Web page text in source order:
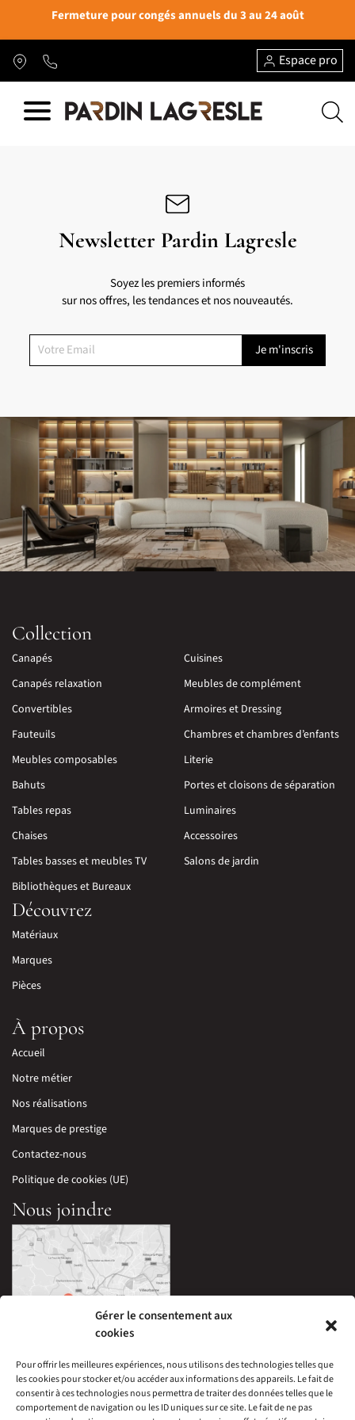
Gérer le consentement aux
cookies
Pour offrir les meilleures expériences, nous utilisons des technologies telles que
les cookies pour stocker et/ou accéder aux informations des appareils. Le fait de
consentir à ces technologies nous permettra de traiter des données telles que le
comportement de navigation ou les ID uniques sur ce site. Le fait de ne pas
Fermeture pour congés annuels du 3 au 24 août
Espace pro
Newsletter Pardin Lagresle
Soyez les premiers informés
sur nos offres, les tendances et nos nouveautés.
Collection
Canapés
Canapés relaxation
Convertibles
Fauteuils
Meubles composables
Bahuts
Tables repas
Chaises
Tables basses et meubles TV
Bibliothèques et Bureaux
Cuisines
Meubles de complément
Armoires et Dressing
Chambres et chambres d’enfants
Literie
Portes et cloisons de séparation
Luminaires
Accessoires
Salons de jardin
Découvrez
Matériaux
Marques
Pièces
À propos
Accueil
Notre métier
Nos réalisations
Marques de prestige
Contactez-nous
Politique de cookies (UE)
Nous joindre
33 Avenue Edouard Millaud,
69290 Craponne, France